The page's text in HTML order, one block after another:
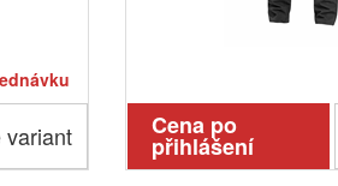
variant Cena po
přihlášení